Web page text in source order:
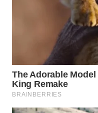
WN
CIREBON